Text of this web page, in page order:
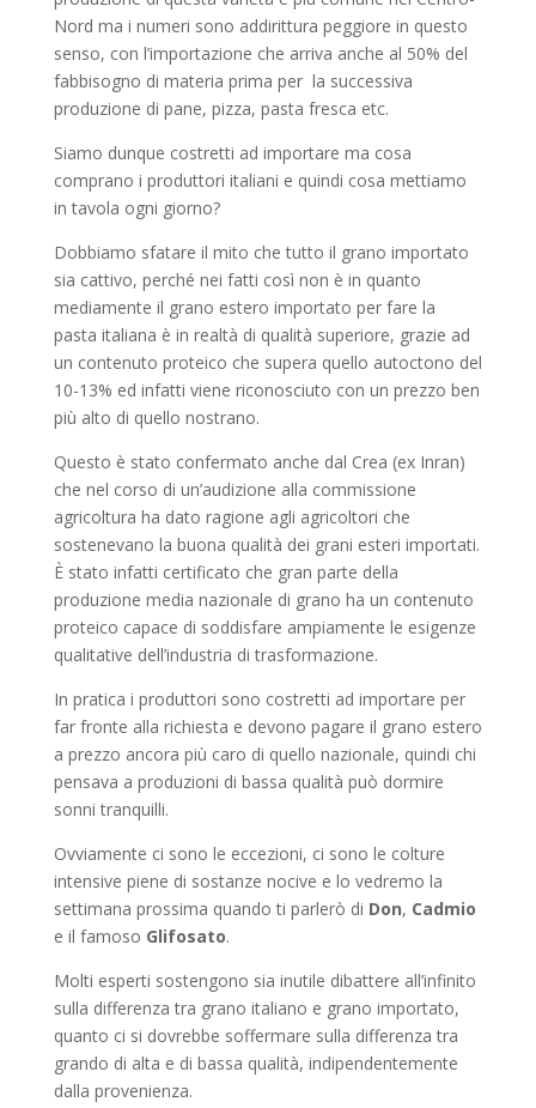
Nord ma i numeri sono addirittura peggiore in questo
senso, con l’importazione che arriva anche al 50% del
fabbisogno di materia prima per la successiva
produzione di pane, pizza, pasta fresca etc.
Siamo dunque costretti ad importare ma cosa
comprano i produttori italiani e quindi cosa mettiamo
in tavola ogni giorno?
Dobbiamo sfatare il mito che tutto il grano importato
sia cattivo, perché nei fatti così non è in quanto
mediamente il grano estero importato per fare la
pasta italiana è in realtà di qualità superiore, grazie ad
un contenuto proteico che supera quello autoctono del
10-13% ed infatti viene riconosciuto con un prezzo ben
più alto di quello nostrano.
Questo è stato confermato anche dal Crea (ex Inran)
che nel corso di un’audizione alla commissione
agricoltura ha dato ragione agli agricoltori che
sostenevano la buona qualità dei grani esteri importati.
È stato infatti certificato che gran parte della
produzione media nazionale di grano ha un contenuto
proteico capace di soddisfare ampiamente le esigenze
qualitative dell’industria di trasformazione.
In pratica i produttori sono costretti ad importare per
far fronte alla richiesta e devono pagare il grano estero
a prezzo ancora più caro di quello nazionale, quindi chi
pensava a produzioni di bassa qualità può dormire
sonni tranquilli.
Ovviamente ci sono le eccezioni, ci sono le colture
intensive piene di sostanze nocive e lo vedremo la
settimana prossima quando ti parlerò di Don, Cadmio
e il famoso Glifosato.
Molti esperti sostengono sia inutile dibattere all’infinito
sulla differenza tra grano italiano e grano importato,
quanto ci si dovrebbe soffermare sulla differenza tra
grando di alta e di bassa qualità, indipendentemente
dalla provenienza.